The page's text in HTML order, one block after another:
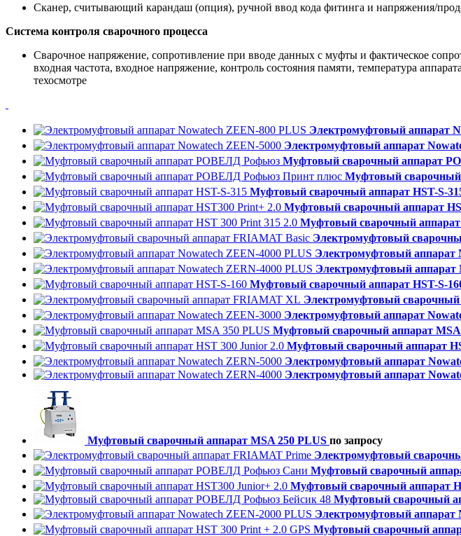
Сканер, считывающий карандаш (опция), ручной ввод кода фитинга и напряжения/
Система контроля сварочного процесса
Сварочное напряжение, сопротивление при вводе данных с муфты и фактическое
входная частота, входное напряжение, контроль состояния памяти, температура
техосмотре
Электромуфтовый аппарат
Электромуфтовый аппарат
Муфтовый сварочный аппарат
Муфтовый
Муфтовый сварочный аппарат HST-S-
Муфтовый сварочный аппарат
Муфтовый сварочный аппарат
Электромуфтовый
Электромуфтовый аппарат
Электромуфтовый аппарат
Муфтовый сварочный аппарат HST-S-
Электромуфтовый
Электромуфтовый аппарат
Муфтовый сварочный аппарат MSA
Муфтовый сварочный аппарат
Электромуфтовый аппарат
Электромуфтовый аппарат
Муфтовый сварочный аппарат MSA 250 PLUS по запросу
Электромуфтовый
Муфтовый сварочный
Муфтовый сварочный аппарат
Муфтовый сварочный
Электромуфтовый аппарат
Муфтовый сварочный